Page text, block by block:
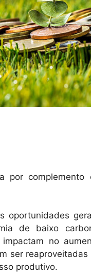
por
oportunidades
de baixo
no
ser
produtivo.